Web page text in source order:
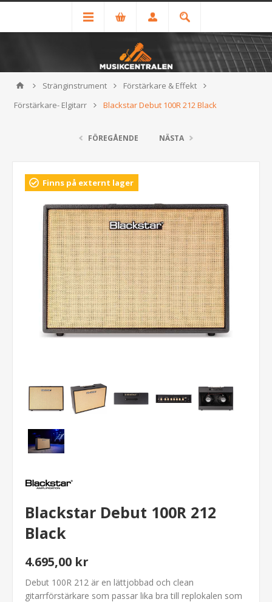
Stränginstrument
Förstärkare & Effekt
Förstärkare- Elgitarr
Blackstar Debut 100R 212 Black
FÖREGÅENDE NÄSTA
Finns på externt lager
Blackstar Debut 100R 212
Black
4.695,00 kr
Debut 100R 212 är en lättjobbad och clean
gitarrförstärkare som passar lika bra till replokalen som